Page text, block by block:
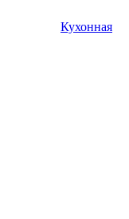
Кухонная